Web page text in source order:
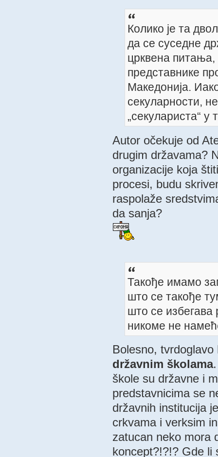
Колико је та
да се суседне
црквена
представнике
Македонија.
секуларности,
„секулариста“
Autor očekuje od
drugim državama?
organizacije koja
procesi, budu
raspolaže
da sanja?
Такође имамо
што се такође
што се избегава
никоме не
Bolesno,
državnim školama
škole su državne i
predstavnicima se
državnih institucija
crkvama i verksim
zatucan neko mora
koncept?!?!? Gde li